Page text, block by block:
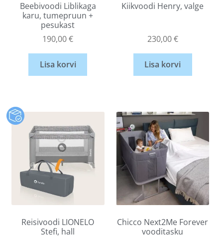
Beebivoodi Liblikaga
karu, tumepruun +
pesukast
190,00€
Lisa korvi
Kiikvoodi Henry, valge
230,00€
Lisa korvi
Reisivoodi LIONELO
Stefi, hall
Chicco Next2Me Forever
vooditasku